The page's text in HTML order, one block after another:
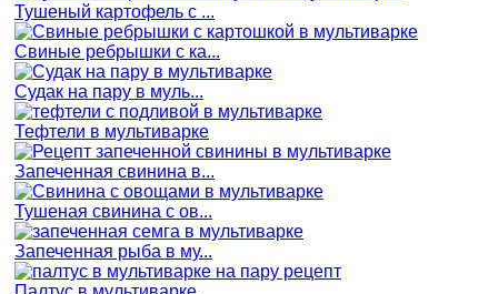
Тушеный картофель с ...
Свиные ребрышки с ка...
Судак на пару в муль...
Тефтели в мультиварке
Запеченная свинина в...
Тушеная свинина с ов...
Запеченная рыба в му...